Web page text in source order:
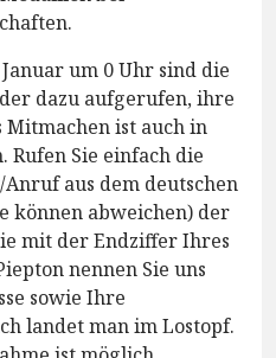
um 0 Uhr sind die
dazu aufgerufen, ihre
Mitmachen ist auch in
Rufen Sie einfach die
aus dem deutschen
können abweichen) der
mit der Endziffer Ihres
nennen Sie uns
sowie Ihre
landet man im Lostopf.